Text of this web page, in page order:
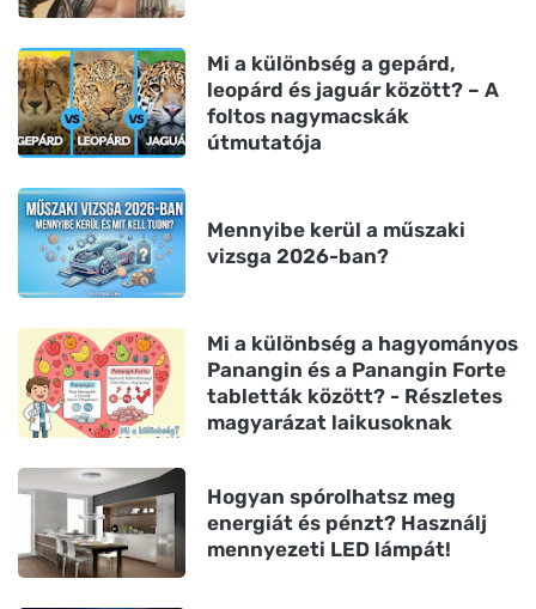
Mi a különbség a gepárd,
leopárd és jaguár között? – A
foltos nagymacskák
útmutatója
Mennyibe kerül a műszaki
vizsga 2026-ban?
Mi a különbség a hagyományos
Panangin és a Panangin Forte
tabletták között? - Részletes
magyarázat laikusoknak
Hogyan spórolhatsz meg
energiát és pénzt? Használj
mennyezeti LED lámpát!